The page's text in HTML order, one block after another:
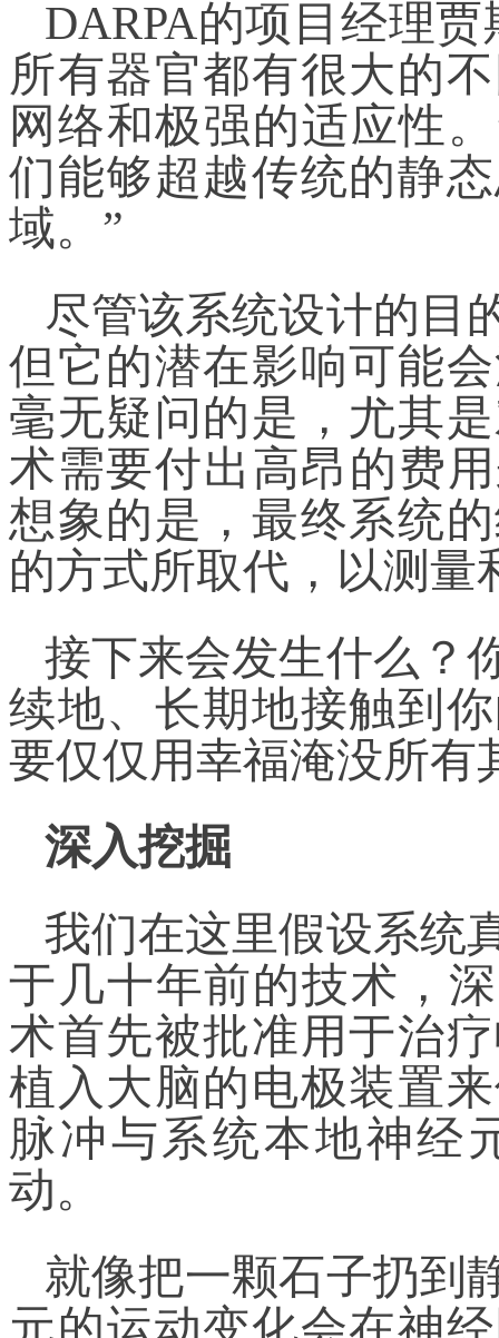
DARPA的项目经理
所有器官都有很大的
网络和极强的适应性
们能够超越传统的静
域。”
尽管该系统设计的目
但它的潜在影响可能
毫无疑问的是，尤其
术需要付出高昂的费
想象的是，最终系统
的方式所取代，以测量
接下来会发生什么？
续地、长期地接触到
要仅仅用幸福淹没所有
深入挖掘
我们在这里假设系统
于几十年前的技术，
术首先被批准用于治
植入大脑的电极装置
脉冲与系统本地神经
动。
就像把一颗石子扔到
元的运动变化会在神